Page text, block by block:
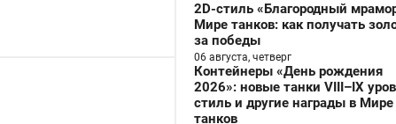
2D-стиль «Благородный
Мире танков: как получать
за победы
06 августа, четверг
Контейнеры «День рождения
2026»: новые танки VIII–IX
стиль и другие награды в Мире
танков